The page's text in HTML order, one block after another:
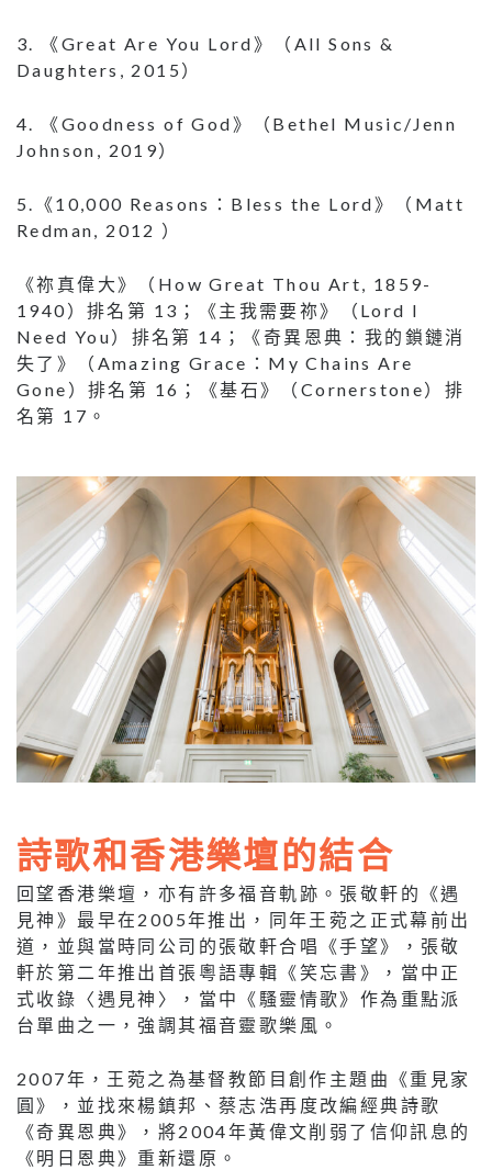
3. 《Great Are You Lord》（All Sons &
Daughters, 2015）
4. 《Goodness of God》（Bethel Music/Jenn
Johnson, 2019）
5.《10,000 Reasons：Bless the Lord》（Matt
Redman, 2012 ）
《祢真偉大》（How Great Thou Art, 1859-
1940）排名第 13；《主我需要祢》（Lord I
Need You）排名第 14；《奇異恩典：我的鎖鏈消
失了》（Amazing Grace：My Chains Are
Gone）排名第 16；《基石》（Cornerstone）排
名第 17。
詩歌和香港樂壇的結合
回望香港樂壇，亦有許多福音軌跡。張敬軒的《遇
見神》最早在2005年推出，同年王菀之正式幕前出
道，並與當時同公司的張敬軒合唱《手望》，張敬
軒於第二年推出首張粵語專輯《笑忘書》，當中正
式收錄〈遇見神〉，當中《騷靈情歌》作為重點派
台單曲之一，強調其福音靈歌樂風。
2007年，王菀之為基督教節目創作主題曲《重見家
圓》，並找來楊鎮邦、蔡志浩再度改編經典詩歌
《奇異恩典》，將2004年黃偉文削弱了信仰訊息的
《明日恩典》重新還原。